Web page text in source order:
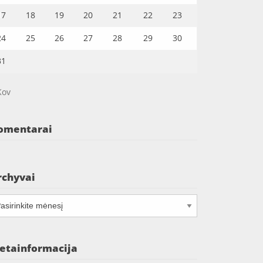
18 19 20 21 22 23
25 26 27 28 29 30